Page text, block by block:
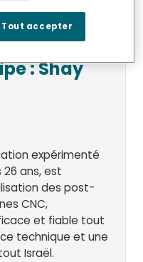
: Shay
expérimenté
ans, est
des post-
CNC,
et fiable tout
technique et une
Israël.
Tout accepter